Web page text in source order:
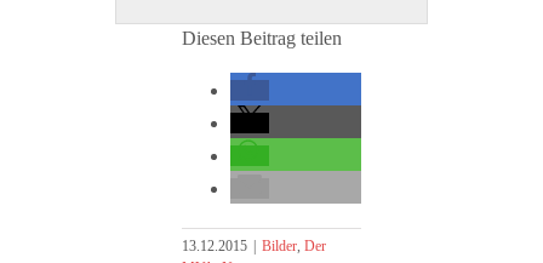
Diesen Beitrag teilen
13.12.2015 Bilder, Der